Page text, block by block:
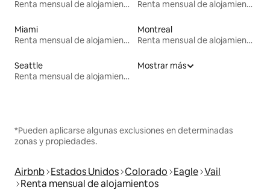
Renta mensual de alojamientos
Renta mensual de alojamientos
Miami
Renta mensual de alojamientos
Montreal
Renta mensual de alojamientos
Seattle
Renta mensual de alojamientos
Mostrar más
*Pueden aplicarse algunas exclusiones en determinadas
zonas y propiedades.
Airbnb Estados Unidos Colorado Eagle Vail
Renta mensual de alojamientos